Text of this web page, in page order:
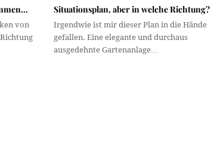
von
Situationsplan, aber in welche Richtung?
Irgendwie ist mir dieser Plan in die Hände
gefallen. Eine elegante und durchaus
ausgedehnte Gartenanlage…